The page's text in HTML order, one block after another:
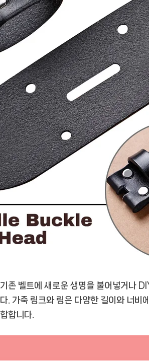
존 벨트에 새로운 생명을 불어넣거나
. 가죽 링크와 링은 다양한 길이와 너비
합니다.